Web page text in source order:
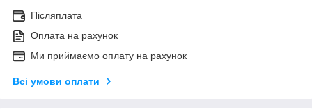
Післяплата
Оплата на рахунок
Ми приймаємо оплату на рахунок
Всі умови оплати